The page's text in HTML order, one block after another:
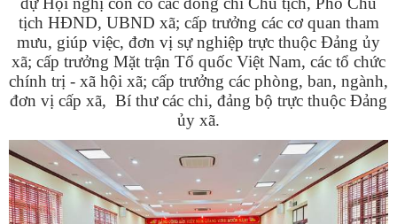
tịch HĐND, UBND xã; cấp trưởng các cơ quan tham
mưu, giúp việc, đơn vị sự nghiệp trực thuộc Đảng ủy
xã; cấp trưởng Mặt trận Tổ quốc Việt Nam, các tổ chức
chính trị - xã hội xã; cấp trưởng các phòng, ban, ngành,
đơn vị cấp xã, Bí thư các chi, đảng bộ trực thuộc Đảng
ủy xã.